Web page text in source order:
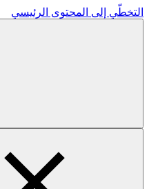
التخطّي إلى المحتوى الرئيسي